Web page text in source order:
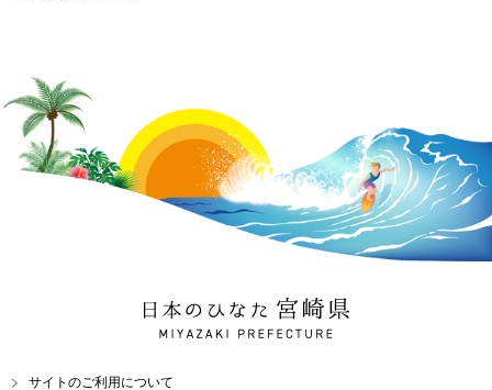
日本のひなた 宮崎県
MIYAZAKI PREFECTURE
サイトのご利用について